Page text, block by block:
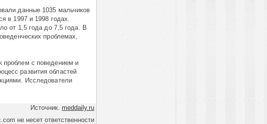
данные 1035 мальчиков
в 1997 и 1998 годах.
от 1,5 года до 7,5 года. В
проблемах,
проблем с поведением и
развития областей
Исследователи
Источник. meddaily.ru
не несет ответственности